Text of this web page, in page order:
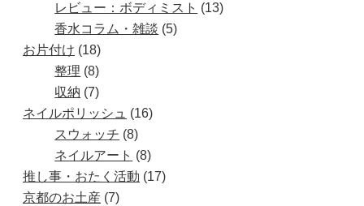
レビュー：ボディミスト
13
香水コラム・雑談 5
お片付け
18
整理 8
収納 7
ネイルポリッシュ
16
スウォッチ 8
ネイルアート
8
推し事・おたく活動
17
京都のお土産 7